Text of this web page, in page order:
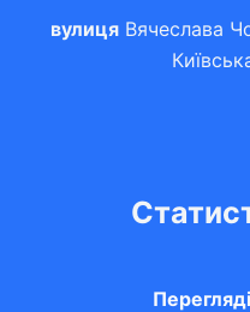
вулиця Вячеслава